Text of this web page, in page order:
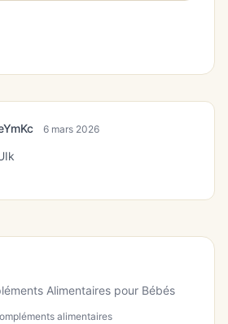
6 mars 2026
Alimentaires pour Bébés
alimentaires